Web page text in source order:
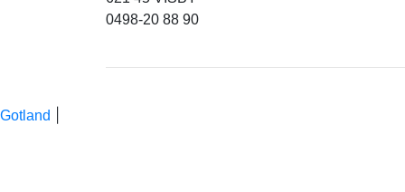
0498-20 88 90
Gotland